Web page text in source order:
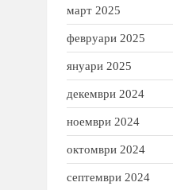
март 2025
февруари 2025
януари 2025
декември 2024
ноември 2024
октомври 2024
септември 2024